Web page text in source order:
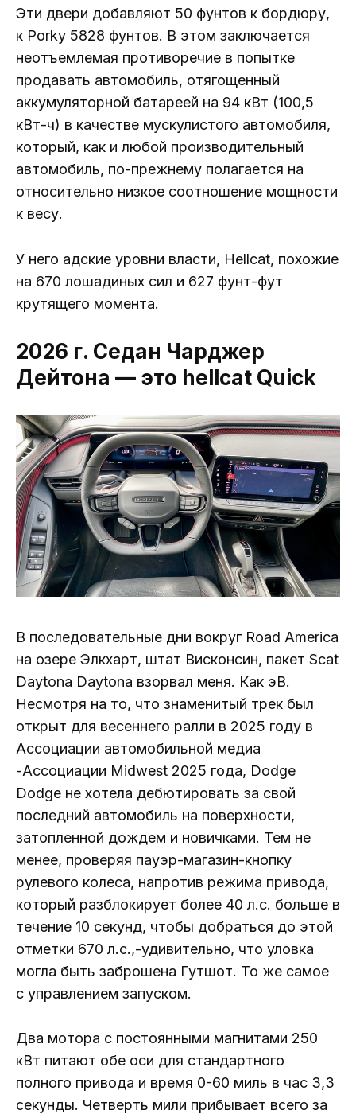
Эти двери добавляют 50 фунтов к бордюру,
к Porky 5828 фунтов. В этом заключается
неотъемлемая противоречие в попытке
продавать автомобиль, отягощенный
аккумуляторной батареей на 94 кВт (100,5
кВт-ч) в качестве мускулистого автомобиля,
который, как и любой производительный
автомобиль, по-прежнему полагается на
относительно низкое соотношение мощности
к весу.
У него адские уровни власти, Hellcat, похожие
на 670 лошадиных сил и 627 фунт-фут
крутящего момента.
2026 г. Седан Чарджер
Дейтона — это hellcat Quick
В последовательные дни вокруг Road America
на озере Элкхарт, штат Висконсин, пакет Scat
Daytona Daytona взорвал меня. Как эВ.
Несмотря на то, что знаменитый трек был
открыт для весеннего ралли в 2025 году в
Ассоциации автомобильной медиа
-Ассоциации Midwest 2025 года, Dodge
Dodge не хотела дебютировать за свой
последний автомобиль на поверхности,
затопленной дождем и новичками. Тем не
менее, проверяя пауэр-магазин-кнопку
рулевого колеса, напротив режима привода,
который разблокирует более 40 л.с. больше в
течение 10 секунд, чтобы добраться до этой
отметки 670 л.с.,-удивительно, что уловка
могла быть заброшена Гутшот. То же самое
с управлением запуском.
Два мотора с постоянными магнитами 250
кВт питают обе оси для стандартного
полного привода и время 0-60 миль в час 3,3
секунды. Четверть мили прибывает всего за